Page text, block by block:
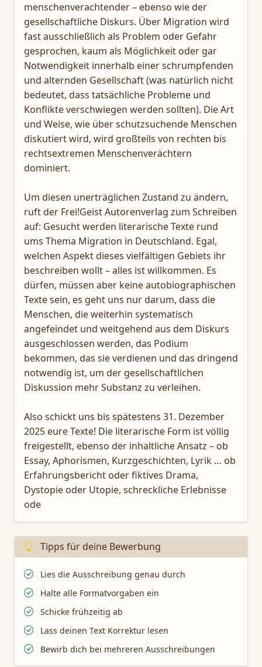
menschenverachtender – ebenso wie der
gesellschaftliche Diskurs. Über Migration wird
fast ausschließlich als Problem oder Gefahr
gesprochen, kaum als Möglichkeit oder gar
Notwendigkeit innerhalb einer schrumpfenden
und alternden Gesellschaft (was natürlich nicht
bedeutet, dass tatsächliche Probleme und
Konflikte verschwiegen werden sollten). Die Art
und Weise, wie über schutzsuchende Menschen
diskutiert wird, wird großteils von rechten bis
rechtsextremen Menschenverächtern
dominiert.
Um diesen unerträglichen Zustand zu ändern,
ruft der Frei!Geist Autorenverlag zum Schreiben
auf: Gesucht werden literarische Texte rund
ums Thema Migration in Deutschland. Egal,
welchen Aspekt dieses vielfältigen Gebiets ihr
beschreiben wollt – alles ist willkommen. Es
dürfen, müssen aber keine autobiographischen
Texte sein, es geht uns nur darum, dass die
Menschen, die weiterhin systematisch
angefeindet und weitgehend aus dem Diskurs
ausgeschlossen werden, das Podium
bekommen, das sie verdienen und das dringend
notwendig ist, um der gesellschaftlichen
Diskussion mehr Substanz zu verleihen.
Also schickt uns bis spätestens 31. Dezember
2025 eure Texte! Die literarische Form ist völlig
freigestellt, ebenso der inhaltliche Ansatz – ob
Essay, Aphorismen, Kurzgeschichten, Lyrik … ob
Erfahrungsbericht oder fiktives Drama,
Dystopie oder Utopie, schreckliche Erlebnisse
ode
Tipps für deine Bewerbung
Lies die Ausschreibung genau durch
Halte alle Formatvorgaben ein
Schicke frühzeitig ab
Lass deinen Text Korrektur lesen
Bewirb dich bei mehreren Ausschreibungen